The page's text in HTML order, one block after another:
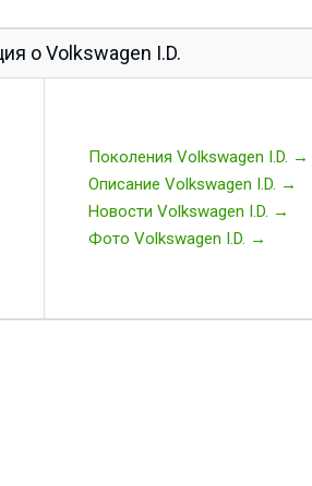
о Volkswagen I.D.
Поколения Volkswagen I.D. →
Описание Volkswagen I.D. →
Новости Volkswagen I.D. →
Фото Volkswagen I.D. →